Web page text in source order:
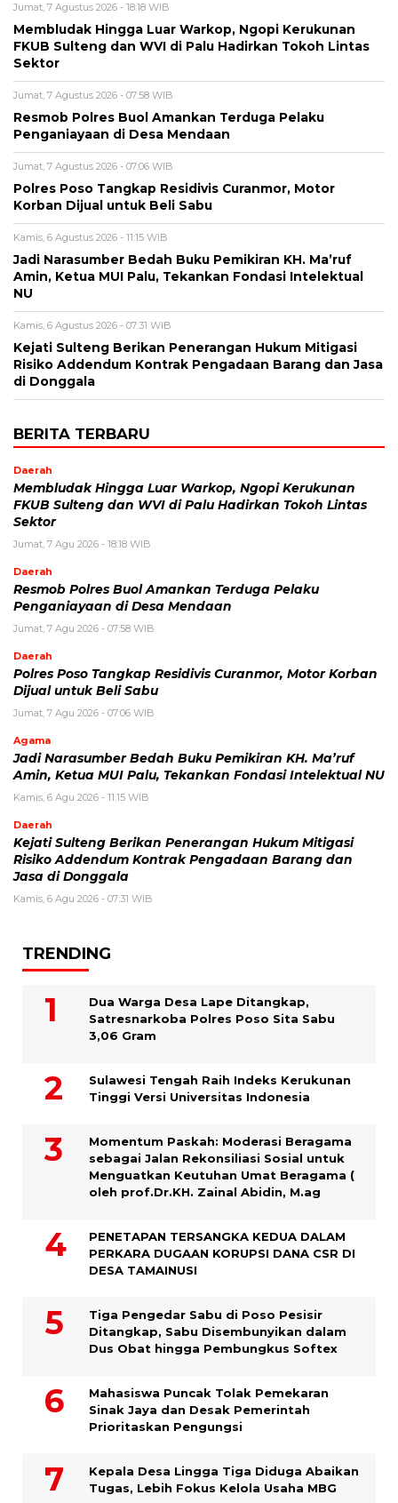
Jumat, 7 Agustus 2026 - 18:18 WIB
Membludak Hingga Luar Warkop, Ngopi Kerukunan
FKUB Sulteng dan WVI di Palu Hadirkan Tokoh Lintas
Sektor
Jumat, 7 Agustus 2026 - 07:58 WIB
Resmob Polres Buol Amankan Terduga Pelaku
Penganiayaan di Desa Mendaan
Jumat, 7 Agustus 2026 - 07:06 WIB
Polres Poso Tangkap Residivis Curanmor, Motor
Korban Dijual untuk Beli Sabu
Kamis, 6 Agustus 2026 - 11:15 WIB
Jadi Narasumber Bedah Buku Pemikiran KH. Ma’ruf
Amin, Ketua MUI Palu, Tekankan Fondasi Intelektual
NU
Kamis, 6 Agustus 2026 - 07:31 WIB
Kejati Sulteng Berikan Penerangan Hukum Mitigasi
Risiko Addendum Kontrak Pengadaan Barang dan Jasa
di Donggala
BERITA TERBARU
Daerah
Membludak Hingga Luar Warkop, Ngopi Kerukunan
FKUB Sulteng dan WVI di Palu Hadirkan Tokoh Lintas
Sektor
Jumat, 7 Agu 2026 - 18:18 WIB
Daerah
Resmob Polres Buol Amankan Terduga Pelaku
Penganiayaan di Desa Mendaan
Jumat, 7 Agu 2026 - 07:58 WIB
Daerah
Polres Poso Tangkap Residivis Curanmor, Motor Korban
Dijual untuk Beli Sabu
Jumat, 7 Agu 2026 - 07:06 WIB
Agama
Jadi Narasumber Bedah Buku Pemikiran KH. Ma’ruf
Amin, Ketua MUI Palu, Tekankan Fondasi Intelektual NU
Kamis, 6 Agu 2026 - 11:15 WIB
Daerah
Kejati Sulteng Berikan Penerangan Hukum Mitigasi
Risiko Addendum Kontrak Pengadaan Barang dan
Jasa di Donggala
Kamis, 6 Agu 2026 - 07:31 WIB
TRENDING
Dua Warga Desa Lape Ditangkap,
Satresnarkoba Polres Poso Sita Sabu
3,06 Gram
Sulawesi Tengah Raih Indeks Kerukunan
Tinggi Versi Universitas Indonesia
Momentum Paskah: Moderasi Beragama
sebagai Jalan Rekonsiliasi Sosial untuk
Menguatkan Keutuhan Umat Beragama (
oleh prof.Dr.KH. Zainal Abidin, M.ag
PENETAPAN TERSANGKA KEDUA DALAM
PERKARA DUGAAN KORUPSI DANA CSR DI
DESA TAMAINUSI
Tiga Pengedar Sabu di Poso Pesisir
Ditangkap, Sabu Disembunyikan dalam
Dus Obat hingga Pembungkus Softex
Mahasiswa Puncak Tolak Pemekaran
Sinak Jaya dan Desak Pemerintah
Prioritaskan Pengungsi
Kepala Desa Lingga Tiga Diduga Abaikan
Tugas, Lebih Fokus Kelola Usaha MBG